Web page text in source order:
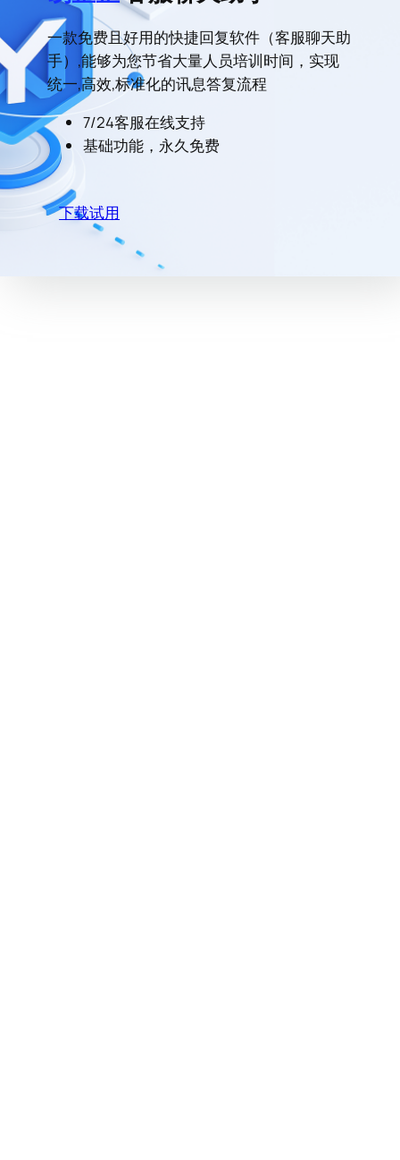
一款免费且好用的快捷回复软件（客服聊天助
手）,能够为您节省大量人员培训时间，实现
统一,高效,标准化的讯息答复流程
7/24客服在线支持
基础功能，永久免费
下载试用